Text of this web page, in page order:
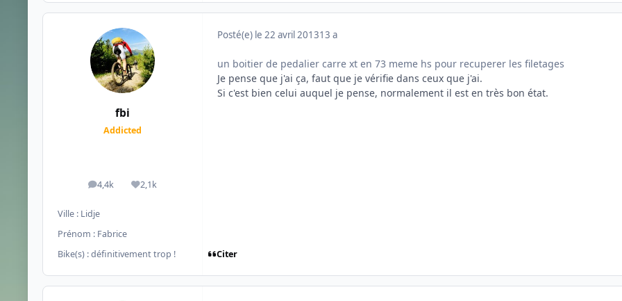
fbi
Addicted
4,4k
messages2,1k
Réputation
Ville : Lidje
Prénom : Fabrice
Bike(s) :définitivement trop !
Posté(e) le 22 avril 201313 a
un boitier de pedalier carre xt en 73 meme hs pour recuperer les filetages
Je pense que j'ai ça, faut que je vérifie dans ceux que j'ai.
Si c'est bien celui auquel je pense, normalement il est en très bon état.
Citer